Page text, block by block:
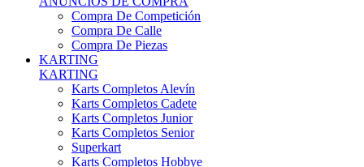
Compra De Calle
Compra De Piezas
KARTING
KARTING
Karts Completos Alevín
Karts Completos Cadete
Karts Completos Junior
Karts Completos Senior
Superkart
Karts Completos Hobbye
Remolques